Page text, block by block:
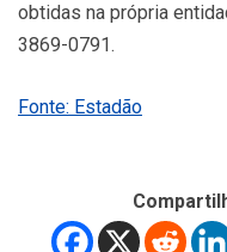
obtidas na própria
3869-0791.
Fonte: Estadão